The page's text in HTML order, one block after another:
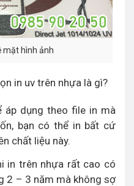
mặt hình ảnh
in uv trên nhựa là gì?
áp dụng theo file in mà
bạn có thể in bất cứ
chất liệu này.
in trên nhựa rất cao có
2 – 3 năm mà không sợ